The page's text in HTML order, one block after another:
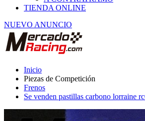
NUEVO ANUNCIO
Piezas de Competición
Frenos
Se venden pastillas carbono lorraine rc6